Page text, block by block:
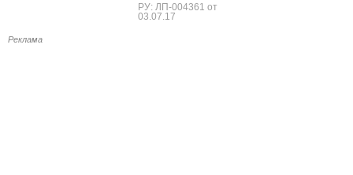
РУ: ЛП-004361 от
03.07.17
Реклама